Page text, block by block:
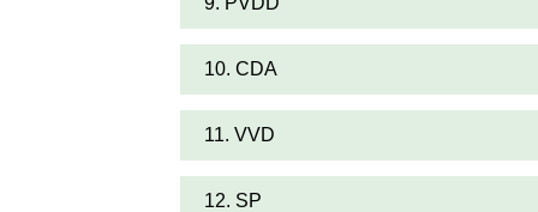
10. CDA
11. VVD
12. SP